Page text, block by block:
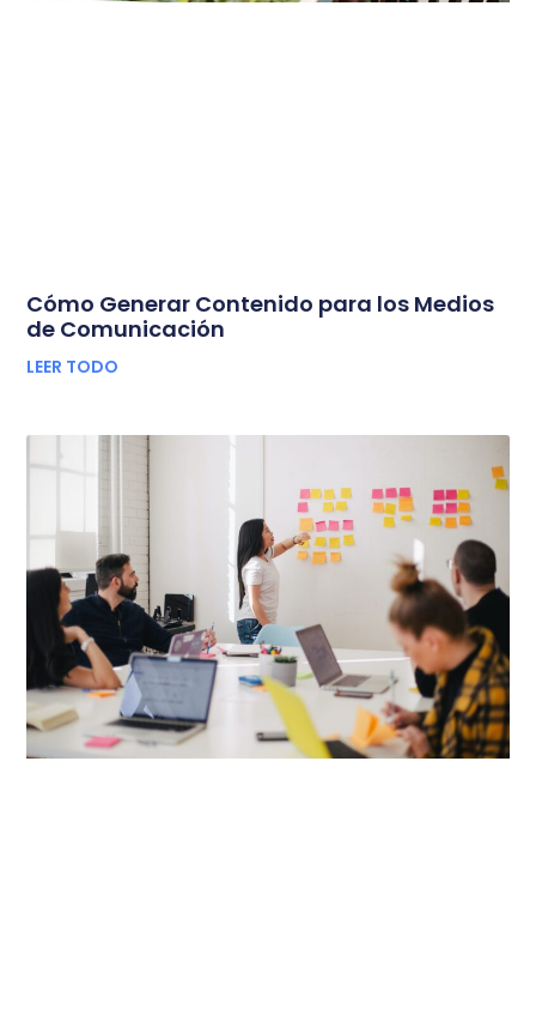
Cómo Generar Contenido para los Medios
de Comunicación
LEER TODO